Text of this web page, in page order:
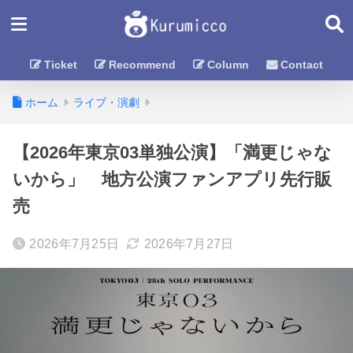
Ticket Recommend Column Contact
ホーム ライブ・演劇
【2026年東京03単独公演】「満更じゃな
いから」 地方公演ファンアプリ先行販
売
2026年7月25日 2026年7月27日